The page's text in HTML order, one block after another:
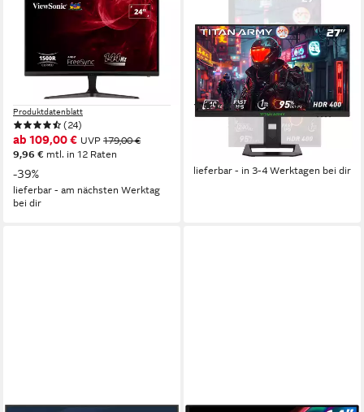
VIEWSONIC
VX2418C (VS19012) Curved-
Gaming-Monitor
60 cm/ 24 Zoll Diagonale
1920 x 1080 px, Full HD Auflösung
Reaktionszeit
Produktdatenblatt
(24)
ab 109,00 € UVP 179,00 €
9,96 € mtl. in 12 Raten
-39%
lieferbar - am nächsten Werktag
bei dir
P2710S Gaming-Monitor
2560x1440 px, QHD Auflösung
1 ms Reaktionszeit
240 Hz Bildwiederholfrequenz
Produktdatenblatt
(3)
179,99 €
499,00 €
mtl. in 12 Raten
lieferbar - in 3-4 Werktagen bei dir